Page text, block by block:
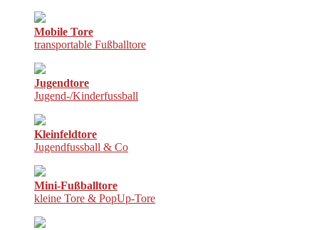
Mobile Tore
transportable Fußballtore
Jugendtore
Jugend-/Kinderfussball
Kleinfeldtore
Jugendfussball & Co
Mini-Fußballtore
kleine Tore & PopUp-Tore